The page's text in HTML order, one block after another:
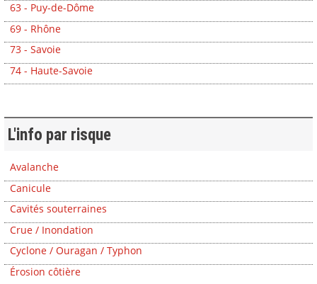
63 - Puy-de-Dôme
69 - Rhône
73 - Savoie
74 - Haute-Savoie
L'info par risque
Avalanche
Canicule
Cavités souterraines
Crue / Inondation
Cyclone / Ouragan / Typhon
Érosion côtière